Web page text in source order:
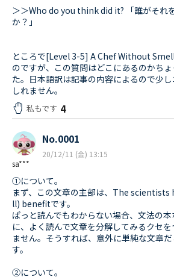
＞＞Who do you think did it? 「誰がそれ
か？」
ところで[Level 3-5] A Chef Without
のですが、この質問はどこにあるのかち
た。日本語訳は記事の内容によるので少
しれません。
私もです 4
sa***
No.0001
20/12/11 (金) 13:15
①について。
まず、この文章の主部は、The scientists
ll) benefitです。
ぱっと読んでもわからない場合、文法の
に、よく読んで文章を分解してみるクセ
ません。そうすれば、意外に単純な文章
す。
②について。